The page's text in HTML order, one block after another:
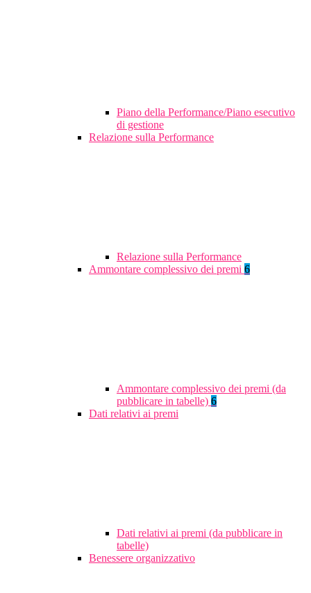
Piano della Performance/Piano esecutivo
di gestione
Relazione sulla Performance
Relazione sulla Performance
Ammontare complessivo dei premi 6
Ammontare complessivo dei premi (da
pubblicare in tabelle) 6
Dati relativi ai premi
Dati relativi ai premi (da pubblicare in
tabelle)
Benessere organizzativo